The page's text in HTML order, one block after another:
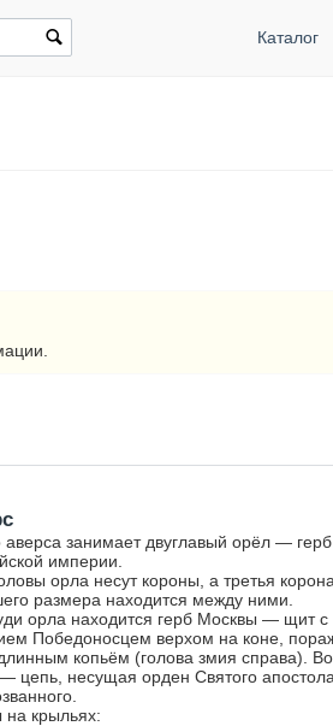
Каталог
аверса занимает двуглавый орёл — герб
империи.
орла несут короны, а третья корона
размера находится между ними.
орла находится герб Москвы — щит с
Победоносцем верхом на коне,
копьём (голова змия справа).
цепь, несущая орден Святого
на крыльях: